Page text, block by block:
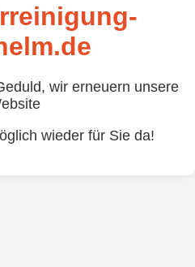
wir erneuern unsere
wieder für Sie da!